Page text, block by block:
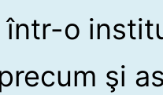
într-o
şi